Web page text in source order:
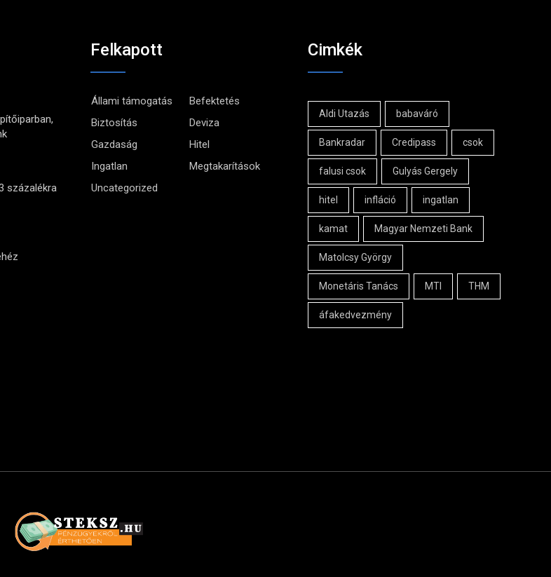
százalékra
Felkapott
Állami támogatás
Befektetés
Biztosítás
Deviza
Gazdaság
Hitel
Ingatlan
Megtakarítások
Uncategorized
Cimkék
Aldi Utazás babaváró
Bankradar Credipass csok
falusi csok Gulyás Gergely
hitel infláció ingatlan
kamat Magyar Nemzeti Bank
Matolcsy György
Monetáris Tanács MTI THM
áfakedvezmény